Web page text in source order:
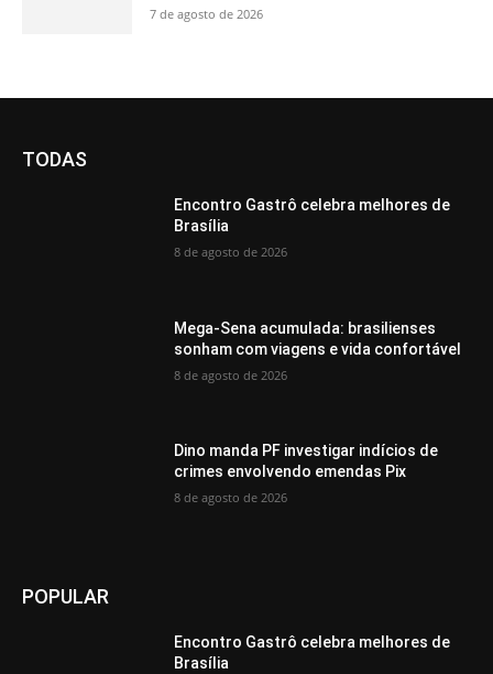
7 de agosto de 2026
TODAS
Encontro Gastrô celebra melhores de
Brasília
8 de agosto de 2026
Mega-Sena acumulada: brasilienses
sonham com viagens e vida confortável
8 de agosto de 2026
Dino manda PF investigar indícios de
crimes envolvendo emendas Pix
8 de agosto de 2026
POPULAR
Encontro Gastrô celebra melhores de
Brasília